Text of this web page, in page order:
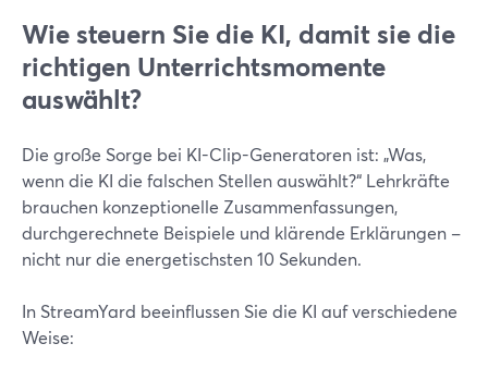
Wie steuern Sie die KI, damit sie die
richtigen Unterrichtsmomente
auswählt?
Die große Sorge bei KI-Clip-Generatoren ist: „Was,
wenn die KI die falschen Stellen auswählt?“ Lehrkräfte
brauchen konzeptionelle Zusammenfassungen,
durchgerechnete Beispiele und klärende Erklärungen –
nicht nur die energetischsten 10 Sekunden.
In StreamYard beeinflussen Sie die KI auf verschiedene
Weise: